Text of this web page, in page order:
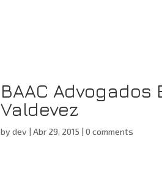
BAAC
Valdevez
bydev |Abr 29, 2015 |0 comments